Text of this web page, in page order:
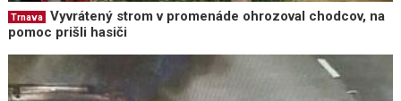
Trnava
Vyvrátený strom v promenáde ohrozoval chodcov, na
pomoc prišli hasiči